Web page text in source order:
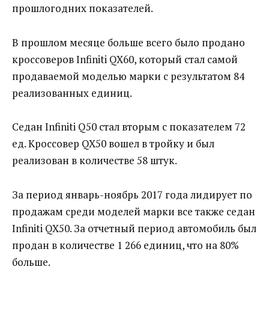
прошлогодних показателей.
В прошлом месяце больше всего было продано
кроссоверов Infiniti QX60, который стал самой
продаваемой моделью марки с результатом 84
реализованных единиц.
Седан Infiniti Q50 стал вторым с показателем 72
ед. Кроссовер QX50 вошел в тройку и был
реализован в количестве 58 штук.
За период январь-ноябрь 2017 года лидирует по
продажам среди моделей марки все также седан
Infiniti QX50. За отчетный период автомобиль был
продан в количестве 1 266 единиц, что на 80%
больше.